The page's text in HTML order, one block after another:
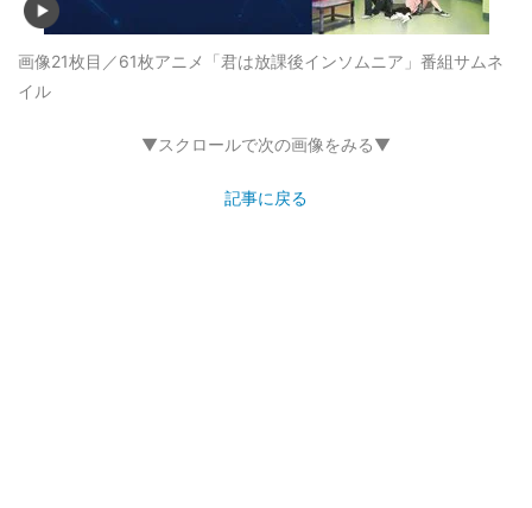
画像21枚目／61枚アニメ「君は放課後インソムニア」番組サムネ
イル
▼スクロールで次の画像をみる▼
記事に戻る